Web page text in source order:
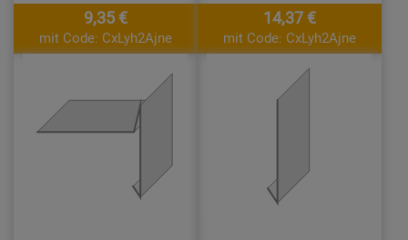
9,35 €
mit Code: CxLyh2Ajne
14,37 €
mit Code: CxLyh2Ajne